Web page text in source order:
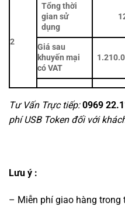
2
Tổng thời
gian sử
dụng
Giá sau
khuyến mại
có VAT
Tư Vấn Trực tiếp:0969
phí USB Token đối với
Lưu ý :
– Miễn phí giao hàng trong